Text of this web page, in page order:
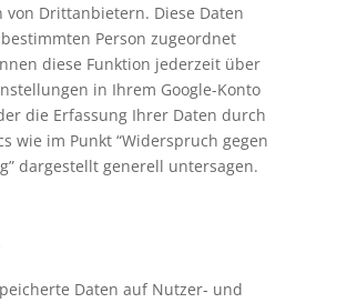
von Drittanbietern. Diese Daten
Person zugeordnet
diese Funktion jederzeit über
in Ihrem Google-Konto
die Erfassung Ihrer Daten durch
wie im Punkt “Widerspruch gegen
dargestellt generell untersagen.
Daten auf Nutzer- und